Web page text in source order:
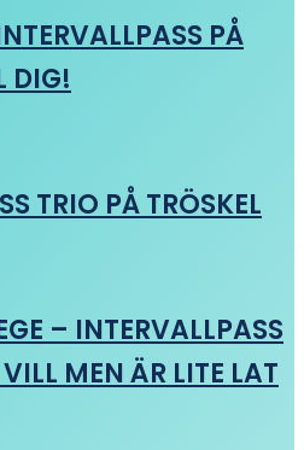
PÅ
DIG!
TRIO PÅ TRÖSKEL
– INTERVALLPASS
MEN ÄR LITE LAT